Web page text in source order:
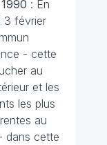
: En
3 février
- cette
au
et les
les plus
au
dans cette